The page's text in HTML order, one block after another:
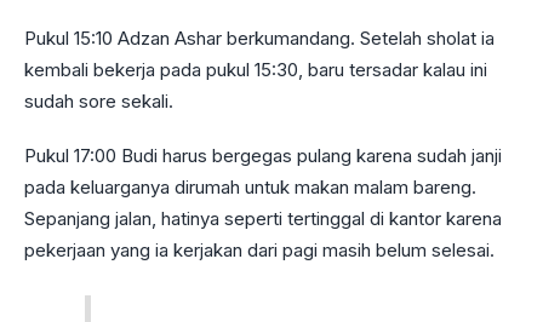
Pukul 15:10 Adzan Ashar berkumandang. Setelah sholat ia
kembali bekerja pada pukul 15:30, baru tersadar kalau ini
sudah sore sekali.
Pukul 17:00 Budi harus bergegas pulang karena sudah janji
pada keluarganya dirumah untuk makan malam bareng.
Sepanjang jalan, hatinya seperti tertinggal di kantor karena
pekerjaan yang ia kerjakan dari pagi masih belum selesai.